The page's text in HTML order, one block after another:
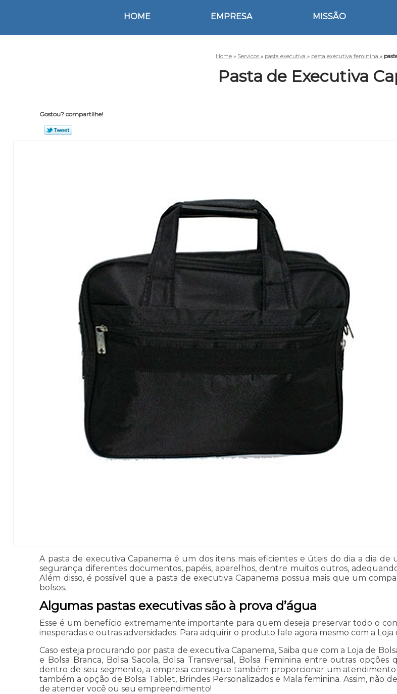
HOME EMPRESA MISSÃO
Home » Serviços » pasta executiva » pasta executiva feminina »
Pasta de Executiva
Gostou? compartilhe!
A pasta de executiva Capanema é um dos itens mais eficientes e úteis do dia a dia
segurança diferentes documentos, papéis, aparelhos, dentre muitos outros,
Além disso, é possível que a pasta de executiva Capanema possua mais que um
bolsos.
Algumas pastas executivas são à prova d’água
Esse é um benefício extremamente importante para quem deseja preservar todo o
inesperadas e outras adversidades. Para adquirir o produto fale agora mesmo com a Loja
Caso esteja procurando por pasta de executiva Capanema, Saiba que com a Loja de
e Bolsa Branca, Bolsa Sacola, Bolsa Transversal, Bolsa Feminina entre outras
dentro de seu segmento, a empresa consegue também proporcionar um
também a opção de Bolsa Tablet, Brindes Personalizados e Mala feminina. Assim, não
de atender você ou seu empreendimento!